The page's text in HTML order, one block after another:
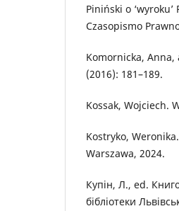
Piniński o
Czasopismo
Komornicka, Anna,
(2016): 181–189.
Kossak, Wojciech.
Kostryko,
Warszawa, 2024.
Купін, Л., ed.
бібліотеки